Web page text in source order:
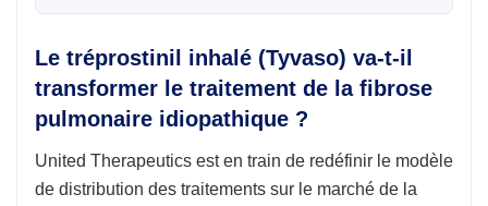
Le tréprostinil inhalé (Tyvaso) va-t-il
transformer le traitement de la fibrose
pulmonaire idiopathique ?
United Therapeutics est en train de redéfinir le modèle
de distribution des traitements sur le marché de la